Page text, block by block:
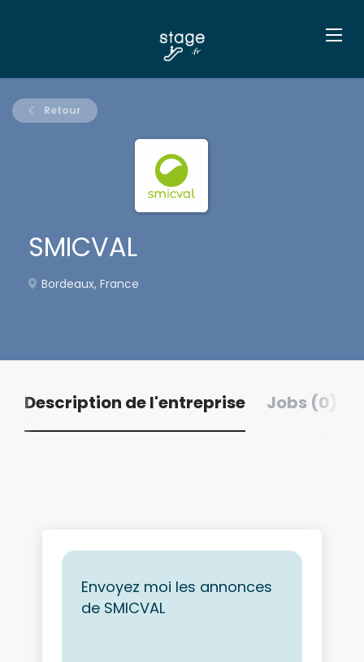
Retour
SMICVAL
Bordeaux, France
Description de l'entreprise Jobs (0)
Envoyez moi les annonces
de SMICVAL